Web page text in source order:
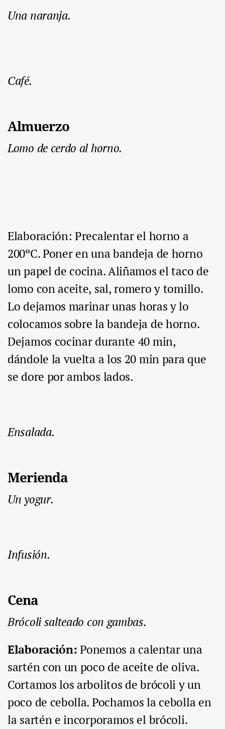
Una naranja.
Café.
Almuerzo
Lomo de cerdo al horno.
Elaboración: Precalentar el horno a
200ºC. Poner en una bandeja de horno
un papel de cocina. Aliñamos el taco de
lomo con aceite, sal, romero y tomillo.
Lo dejamos marinar unas horas y lo
colocamos sobre la bandeja de horno.
Dejamos cocinar durante 40 min,
dándole la vuelta a los 20 min para que
se dore por ambos lados.
Ensalada.
Merienda
Un yogur.
Infusión.
Cena
Brócoli salteado con gambas.
Elaboración:Ponemos a calentar una
sartén con un poco de aceite de oliva.
Cortamos los arbolitos de brócoli y un
poco de cebolla. Pochamos la cebolla en
la sartén e incorporamos el brócoli.